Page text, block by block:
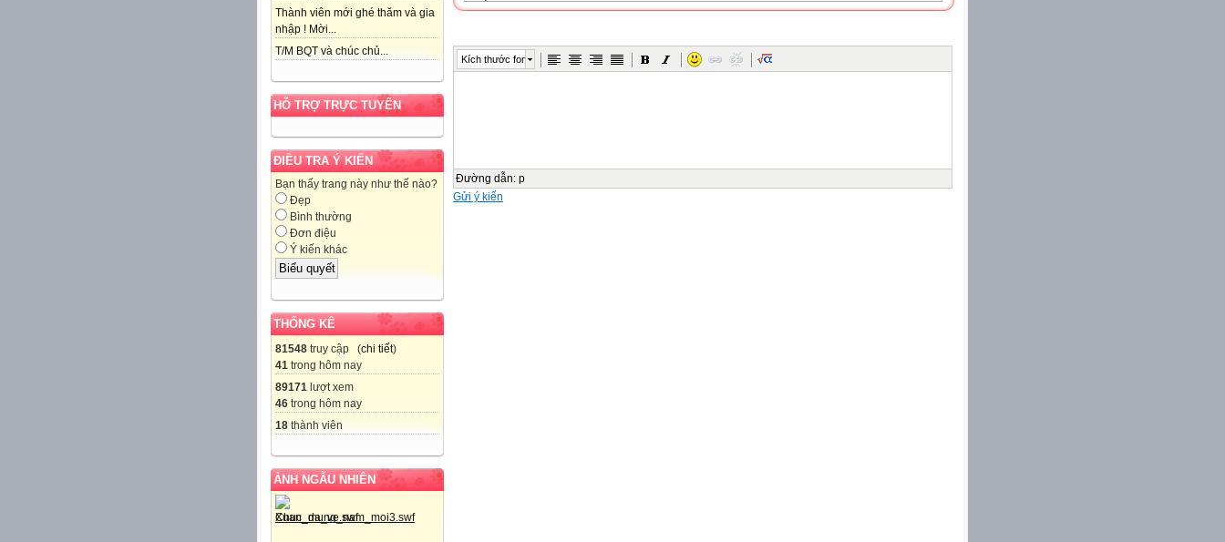
Thành viên mới ghé thăm và gia
nhập ! Mời...
T/M BQT và chúc chủ...
HỖ TRỢ TRỰC TUYẾN
ĐIỀU TRA Ý KIẾN
Bạn thấy trang này như thế nào?
Đẹp
Bình thường
Đơn điệu
Ý kiến khác
THỐNG KÊ
81548 truy cập (chi tiết)
41 trong hôm nay
89171 lượt xem
46 trong hôm nay
18 thành viên
ẢNH NGẪU NHIÊN
TOÁN
Hàng
100
100
100
Kích thước font
Đường dẫn: p
Gửi ý kiến